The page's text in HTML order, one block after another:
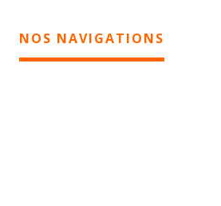
NOS NAVIGATIONS